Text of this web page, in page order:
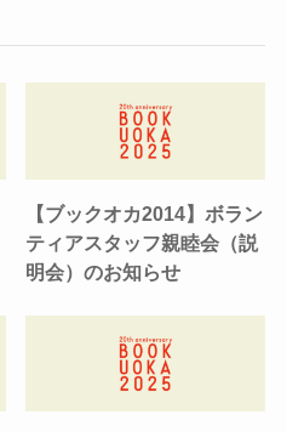
【ブックオカ2014】ボラン
ティアスタッフ親睦会（説
明会）のお知らせ